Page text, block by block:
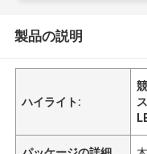
製品の説明
ハイライト: